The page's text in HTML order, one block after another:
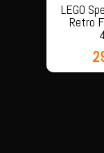
LEGO
Retro